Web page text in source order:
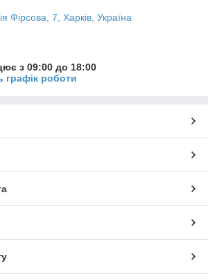
Фірсова, 7, Харків, Україна
з 09:00 до 18:00
графік роботи